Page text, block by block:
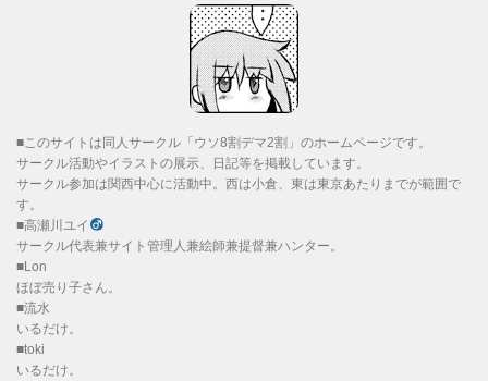
■このサイトは同人サークル「ウソ8割デマ2割」のホームページです。
サークル活動やイラストの展示、日記等を掲載しています。
サークル参加は関西中心に活動中。西は小倉、東は東京あたりまでが範囲で
す。
■高瀬川ユイ
サークル代表兼サイト管理人兼絵師兼提督兼ハンター。
■Lon
ほぼ売り子さん。
■流水
いるだけ。
■toki
いるだけ。